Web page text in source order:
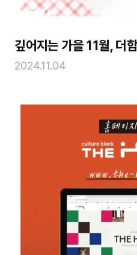
깊어지는 가을 11월, 더
행
2024.11.04